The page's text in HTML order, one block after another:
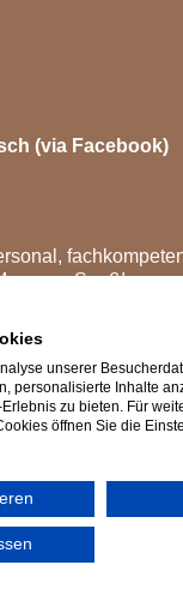
(via Facebook)
Spaß!...
Facebook) lesen
Hordan (via
unserer
personalisierte Inhalte
zu bieten. Für
öffnen Sie die